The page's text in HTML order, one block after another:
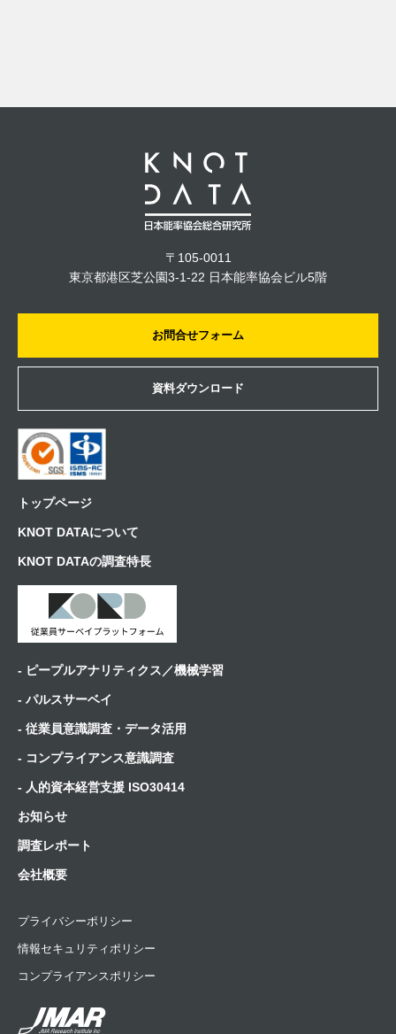
〒105-0011
東京都港区芝公園3-1-22 日本能率協会ビル5階
お問合せフォーム
資料ダウンロード
トップページ
KNOT DATAについて
KNOT DATAの調査特長
- ピープルアナリティクス／機械学習
- パルスサーベイ
- 従業員意識調査・データ活用
- コンプライアンス意識調査
- 人的資本経営支援 ISO30414
お知らせ
調査レポート
会社概要
プライバシーポリシー
情報セキュリティポリシー
コンプライアンスポリシー